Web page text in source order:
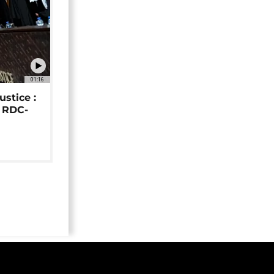
01:16
: